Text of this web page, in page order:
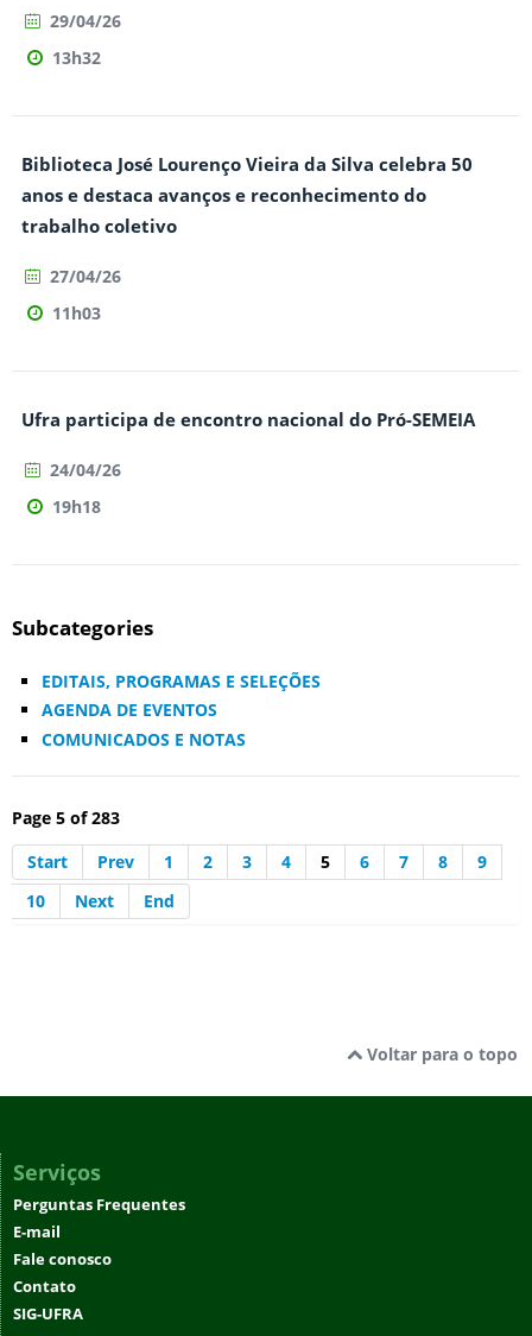
29/04/26
13h32
Biblioteca José Lourenço Vieira da Silva celebra 50
anos e destaca avanços e reconhecimento do
trabalho coletivo
27/04/26
11h03
Ufra participa de encontro nacional do Pró-SEMEIA
24/04/26
19h18
Subcategories
EDITAIS, PROGRAMAS E SELEÇÕES
AGENDA DE EVENTOS
COMUNICADOS E NOTAS
Page 5 of 283
Start
Prev 1 2 3 4 5 6 7 8
9
10
Next End
Voltar para o topo
Serviços
Perguntas Frequentes
E-mail
Fale conosco
Contato
SIG-UFRA